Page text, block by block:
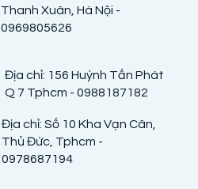
Thanh Xuân, Hà Nội -
0969805626
Địa chỉ: 156 Huỳnh Tấn Phát
Q 7 Tphcm - 0988187182
Địa chỉ: Số 10 Kha Vạn Cân,
Thủ Đức, Tphcm -
0978687194